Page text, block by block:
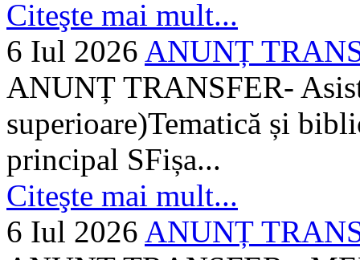
Citeşte mai mult...
6 Iul 2026 ANUNȚ
ANUNȚ TRANSFER-
superioare)Tematică și
principal SFișa...
Citeşte mai mult...
6 Iul 2026 ANUNȚ